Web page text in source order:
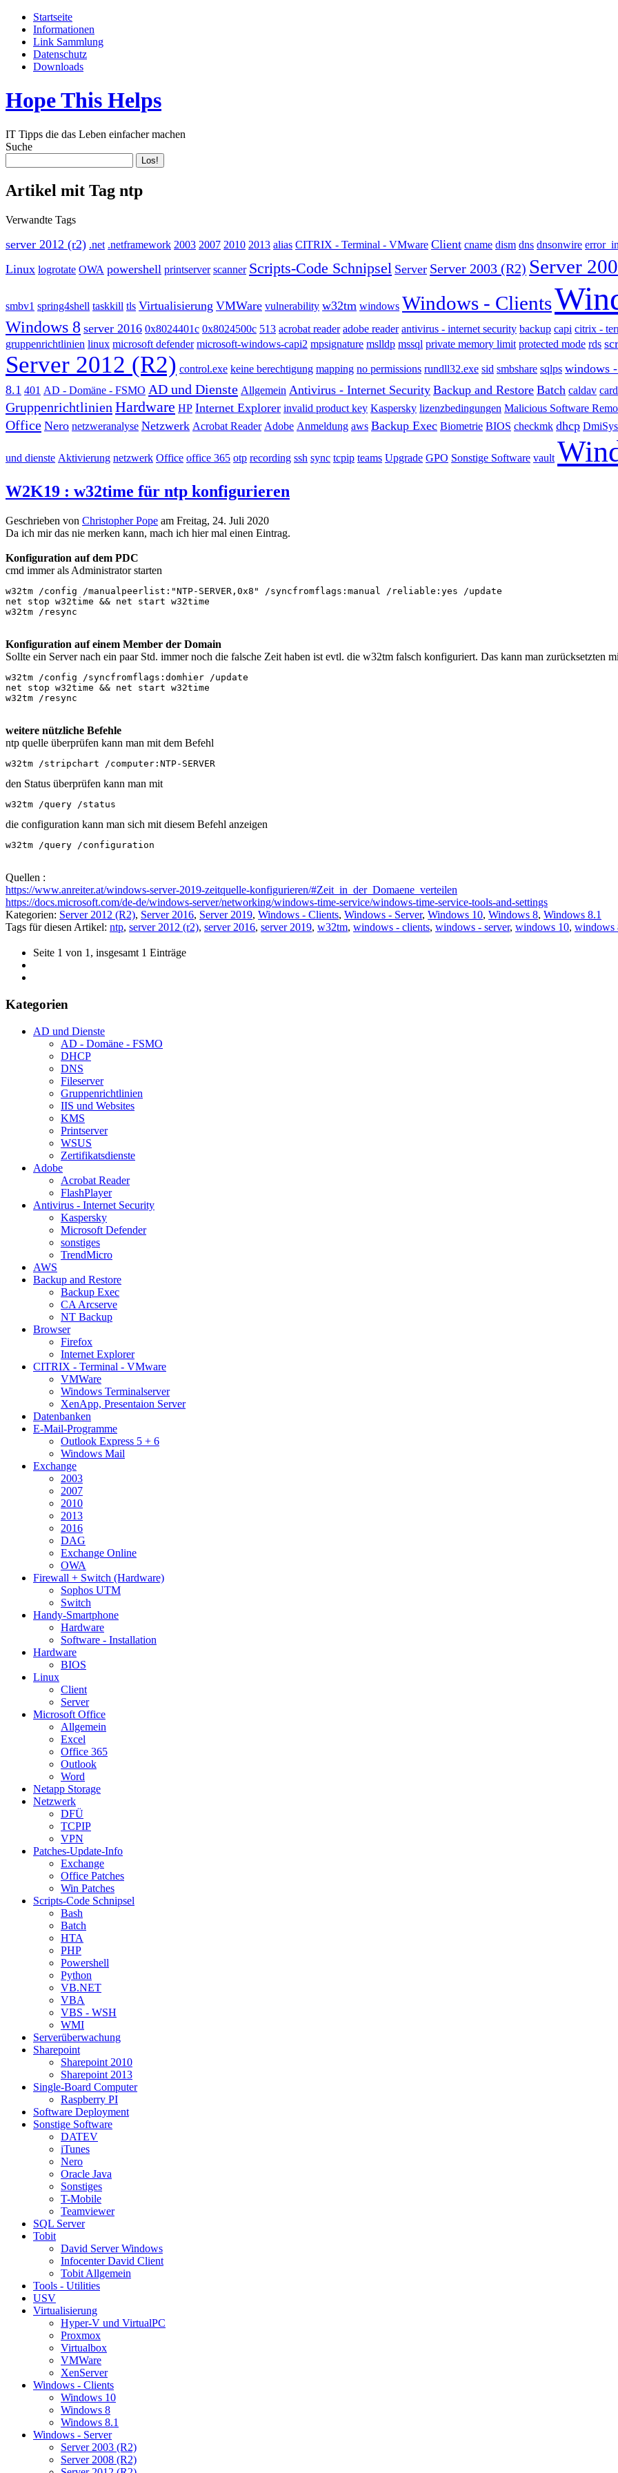
Startseite
Informationen
Link Sammlung
Datenschutz
Downloads
Hope This Helps
IT Tipps die das Leben einfacher machen
Suche
Artikel mit Tag ntp
Verwandte Tags
server 2012 (r2) .net .netframework 2003 2007 2010 2013 alias CITRIX - Terminal - VMware Client cname dism dns dnsonwire
Linux logrotate OWA powershell printserver scanner Scripts-Code Schnipsel Server Server 2003 (R2) Server
smbv1 spring4shell taskkill tls Virtualisierung VMWare vulnerability w32tm windows Windows - Clients
Windows 8 server 2016 0x8024401c 0x8024500c 513 acrobat reader adobe reader antivirus - internet security backup capi citrix -
gruppenrichtlinien linux microsoft defender microsoft-windows-capi2 mpsignature mslldp mssql private memory limit protected mode rds
Server 2012 (R2) control.exe keine berechtigung mapping no permissions rundll32.exe sid smbshare sqlps windows
8.1 401 AD - Domäne - FSMO AD und Dienste Allgemein Antivirus - Internet Security Backup and Restore Batch caldav
Gruppenrichtlinien Hardware HP Internet Explorer invalid product key Kaspersky lizenzbedingungen Malicious Software
Office Nero netzweranalyse Netzwerk Acrobat Reader Adobe Anmeldung aws Backup Exec Biometrie BIOS checkmk dhcp
und dienste Aktivierung netzwerk Office office 365 otp recording ssh sync tcpip teams Upgrade GPO Sonstige Software vault
W2K19 : w32time für ntp konfigurieren
Geschrieben von Christopher Pope am Freitag, 24. Juli 2020
Da ich mir das nie merken kann, mach ich hier mal einen Eintrag.
Konfiguration auf dem PDC
cmd immer als Administrator starten
w32tm /config /manualpeerlist:"NTP-SERVER,0x8" /syncfromflags:manual /reliable:yes /update
net stop w32time && net start w32time
w32tm /resync
Konfiguration auf einem Member der Domain
Sollte ein Server nach ein paar Std. immer noch die falsche Zeit haben ist evtl. die w32tm falsch konfiguriert. Das kann man zurücksetzten
w32tm /config /syncfromflags:domhier /update
net stop w32time && net start w32time
w32tm /resync
weitere nützliche Befehle
ntp quelle überprüfen kann man mit dem Befehl
w32tm /stripchart /computer:NTP-SERVER
den Status überprüfen kann man mit
w32tm /query /status
die configuration kann man sich mit diesem Befehl anzeigen
w32tm /query /configuration
Quellen :
https://www.anreiter.at/windows-server-2019-zeitquelle-konfigurieren/#Zeit_in_der_Domaene_verteilen
https://docs.microsoft.com/de-de/windows-server/networking/windows-time-service/windows-time-service-tools-and-settings
Kategorien: Server 2012 (R2), Server 2016, Server 2019, Windows - Clients, Windows - Server, Windows 10, Windows 8, Windows 8.1
Tags für diesen Artikel: ntp, server 2012 (r2), server 2016, server 2019, w32tm, windows - clients, windows - server, windows 10, windows
Seite 1 von 1, insgesamt 1 Einträge
Kategorien
AD und Dienste
AD - Domäne - FSMO
DHCP
DNS
Fileserver
Gruppenrichtlinien
IIS und Websites
KMS
Printserver
WSUS
Zertifikatsdienste
Adobe
Acrobat Reader
FlashPlayer
Antivirus - Internet Security
Kaspersky
Microsoft Defender
sonstiges
TrendMicro
AWS
Backup and Restore
Backup Exec
CA Arcserve
NT Backup
Browser
Firefox
Internet Explorer
CITRIX - Terminal - VMware
VMWare
Windows Terminalserver
XenApp, Presentaion Server
Datenbanken
E-Mail-Programme
Outlook Express 5 + 6
Windows Mail
Exchange
2003
2007
2010
2013
2016
DAG
Exchange Online
OWA
Firewall + Switch (Hardware)
Sophos UTM
Switch
Handy-Smartphone
Hardware
Software - Installation
Hardware
BIOS
Linux
Client
Server
Microsoft Office
Allgemein
Excel
Office 365
Outlook
Word
Netapp Storage
Netzwerk
DFÜ
TCPIP
VPN
Patches-Update-Info
Exchange
Office Patches
Win Patches
Scripts-Code Schnipsel
Bash
Batch
HTA
PHP
Powershell
Python
VB.NET
VBA
VBS - WSH
WMI
Serverüberwachung
Sharepoint
Sharepoint 2010
Sharepoint 2013
Single-Board Computer
Raspberry PI
Software Deployment
Sonstige Software
DATEV
iTunes
Nero
Oracle Java
Sonstiges
T-Mobile
Teamviewer
SQL Server
Tobit
David Server Windows
Infocenter David Client
Tobit Allgemein
Tools - Utilities
USV
Virtualisierung
Hyper-V und VirtualPC
Proxmox
Virtualbox
VMWare
XenServer
Windows - Clients
Windows 10
Windows 8
Windows 8.1
Windows - Server
Server 2003 (R2)
Server 2008 (R2)